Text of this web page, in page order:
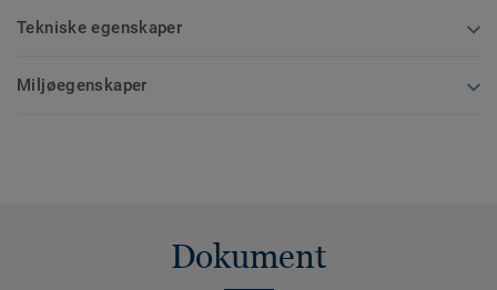
Tekniske egenskaper
Miljøegenskaper
Dokument